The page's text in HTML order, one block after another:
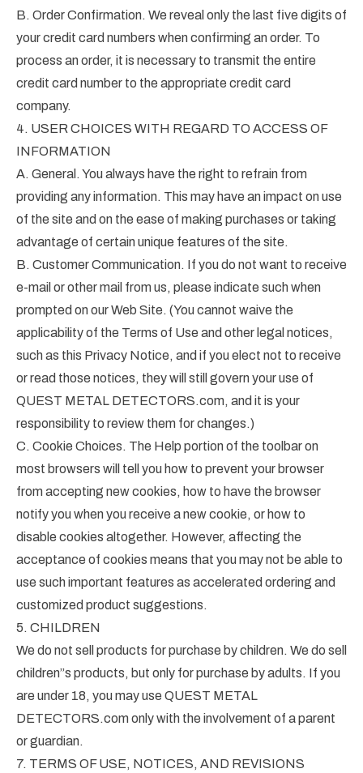
B. Order Confirmation. We reveal only the last five digits of
your credit card numbers when confirming an order. To
process an order, it is necessary to transmit the entire
credit card number to the appropriate credit card
company.
4. USER CHOICES WITH REGARD TO ACCESS OF
INFORMATION
A. General. You always have the right to refrain from
providing any information. This may have an impact on use
of the site and on the ease of making purchases or taking
advantage of certain unique features of the site.
B. Customer Communication. If you do not want to receive
e-mail or other mail from us, please indicate such when
prompted on our Web Site. (You cannot waive the
applicability of the Terms of Use and other legal notices,
such as this Privacy Notice, and if you elect not to receive
or read those notices, they will still govern your use of
QUEST METAL DETECTORS.com, and it is your
responsibility to review them for changes.)
C. Cookie Choices. The Help portion of the toolbar on
most browsers will tell you how to prevent your browser
from accepting new cookies, how to have the browser
notify you when you receive a new cookie, or how to
disable cookies altogether. However, affecting the
acceptance of cookies means that you may not be able to
use such important features as accelerated ordering and
customized product suggestions.
5. CHILDREN
We do not sell products for purchase by children. We do sell
children”s products, but only for purchase by adults. If you
are under 18, you may use QUEST METAL
DETECTORS.com only with the involvement of a parent
or guardian.
7. TERMS OF USE, NOTICES, AND REVISIONS